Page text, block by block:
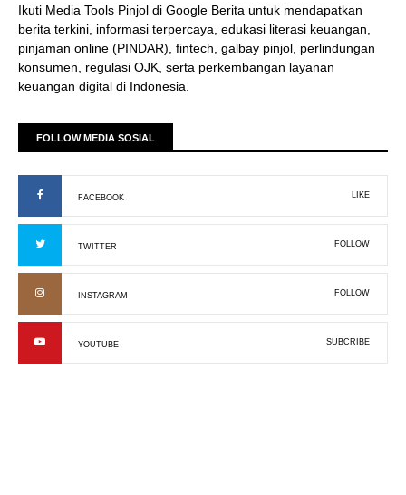
Ikuti Media Tools Pinjol di Google Berita untuk mendapatkan
berita terkini, informasi terpercaya, edukasi literasi keuangan,
pinjaman online (PINDAR), fintech, galbay pinjol, perlindungan
konsumen, regulasi OJK, serta perkembangan layanan
keuangan digital di Indonesia.
FOLLOW MEDIA SOSIAL
FACEBOOK LIKE
TWITTER FOLLOW
INSTAGRAM FOLLOW
YOUTUBE SUBCRIBE